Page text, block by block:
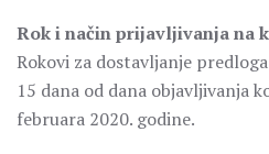
Rok i način prijavljivanja na
Rokovi za dostavljanje
15 dana od dana objavljivanja
februara 2020. godine.